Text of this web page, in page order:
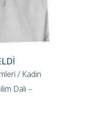
/ Kadın
Dalı –